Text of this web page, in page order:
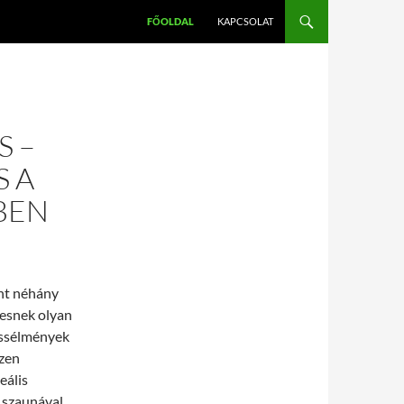
FŐOLDAL KAPCSOLAT
–
A
néhány
olyan